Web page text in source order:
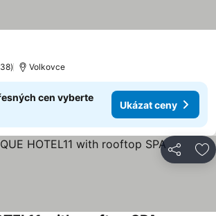
Volkovce
cen vyberte
Ukázat ceny
Sdílet